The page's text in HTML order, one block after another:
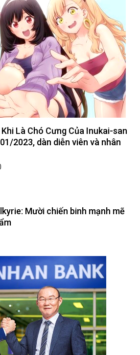
yêu hay nhất thư giãn cuối
Là Chó Cưng Của Inukai-san
2023, dàn diễn viên và nhân
Mười chiến binh mạnh mẽ